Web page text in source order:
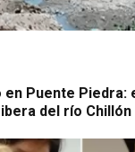
en Puente Piedra:
del río Chillón